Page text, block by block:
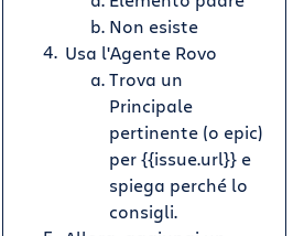
Non esiste
Usa l'Agente Rovo
Trova un
Principale
pertinente (o epic)
per {{issue.url}} e
spiega perché lo
consigli.